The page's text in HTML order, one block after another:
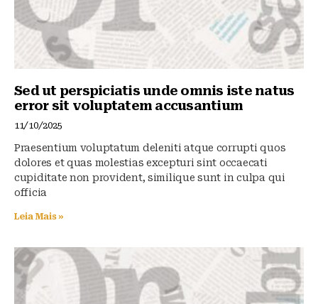
Sed ut perspiciatis unde omnis iste natus
error sit voluptatem accusantium
11/10/2025
Praesentium voluptatum deleniti atque corrupti quos
dolores et quas molestias excepturi sint occaecati
cupiditate non provident, similique sunt in culpa qui
officia
Leia Mais »